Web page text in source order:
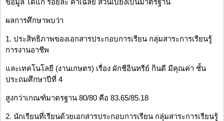
ข้อมูล ได้แก่ ร้อยละ ค่าเฉลี่ย ส่วนเบี่ยงเบนมาตรฐาน
ผลการศึกษาพบว่า
1. ประสิทธิภาพของเอกสารประกอบการเรียน กลุ่มสาระการเรียนรู้
การงานอาชีพ
และเทคโนโลยี (งานเกษตร) เรื่อง ผักชีอินทรีย์ กินดี มีคุณค่า ชั้น
ประถมศึกษาปีที่ 4
สูงกว่าเกณฑ์มาตรฐาน 80/80 คือ 83.65/85.18
2. นักเรียนที่เรียนด้วยเอกสารประกอบการเรียน กลุ่มสาระการเรียนรู้